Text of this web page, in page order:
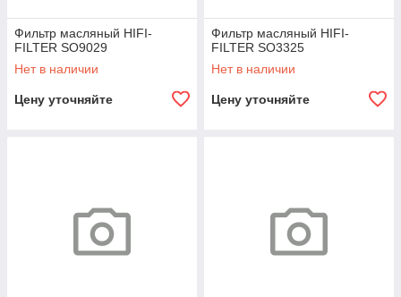
Фильтр масляный HIFI-
FILTER SO9029
Нет в наличии
Цену уточняйте
Фильтр масляный HIFI-
FILTER SO3325
Нет в наличии
Цену уточняйте